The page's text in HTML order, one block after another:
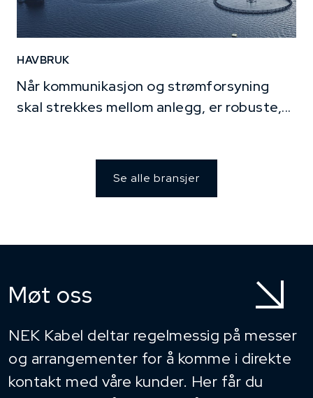
HAVBRUK
Når kommunikasjon og strømforsyning
skal strekkes mellom anlegg, er robuste,...
Se alle bransjer
Møt oss
NEK Kabel deltar regelmessig på messer
og arrangementer for å komme i direkte
kontakt med våre kunder. Her får du